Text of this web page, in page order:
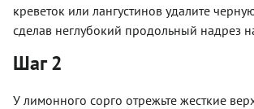
креветок или лангустинов удалите
сделав неглубокий продольный надрез
Шаг 2
У лимонного сорго отрежьте жесткие